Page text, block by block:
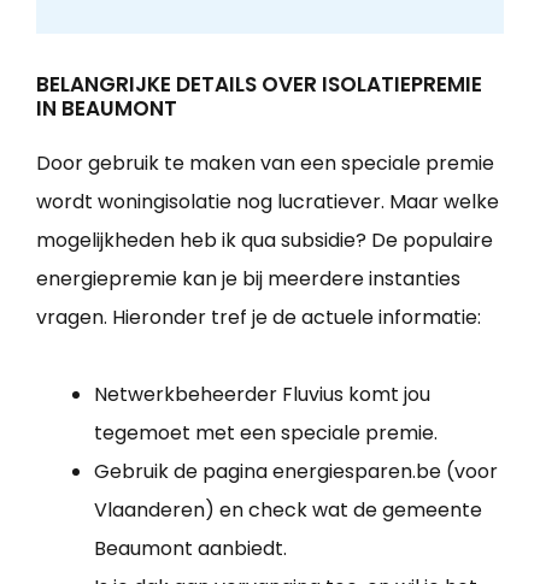
BELANGRIJKE DETAILS OVER ISOLATIEPREMIE
IN BEAUMONT
Door gebruik te maken van een speciale premie
wordt woningisolatie nog lucratiever. Maar welke
mogelijkheden heb ik qua subsidie? De populaire
energiepremie kan je bij meerdere instanties
vragen. Hieronder tref je de actuele informatie:
Netwerkbeheerder Fluvius komt jou
tegemoet met een speciale premie.
Gebruik de pagina energiesparen.be (voor
Vlaanderen) en check wat de gemeente
Beaumont aanbiedt.